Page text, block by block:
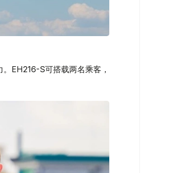
EH216-S可搭载两名乘客，